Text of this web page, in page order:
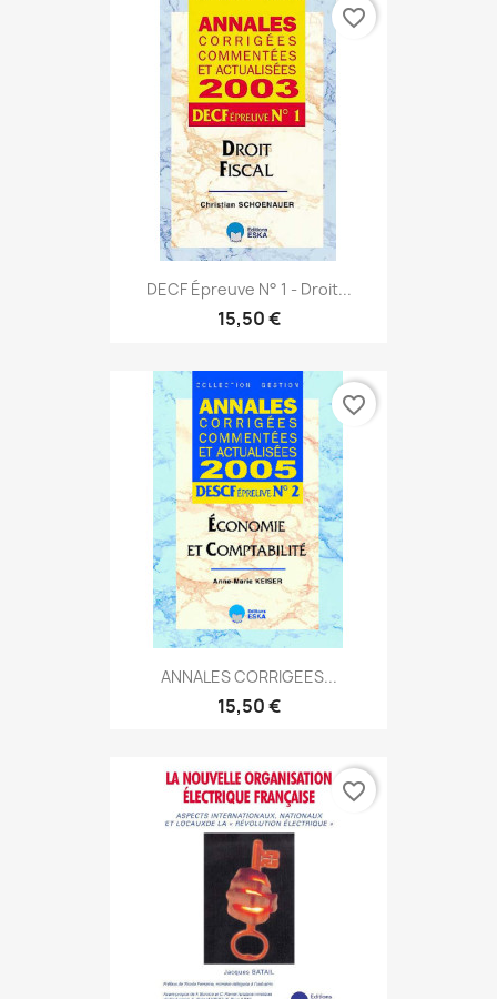
DECF Épreuve N° 1 - Droit...
15,50 €
favorite_border
ANNALES CORRIGEES...
15,50 €
favorite_border
favorite_border